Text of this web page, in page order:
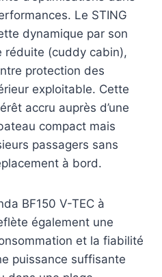
Le STING
dynamique par son
réduite (cuddy cabin),
protection des
exploitable. Cette
accru auprès d’une
compact mais
passagers sans
à bord.
BF150 V-TEC à
également une
et la fiabilité
puissance suffisante